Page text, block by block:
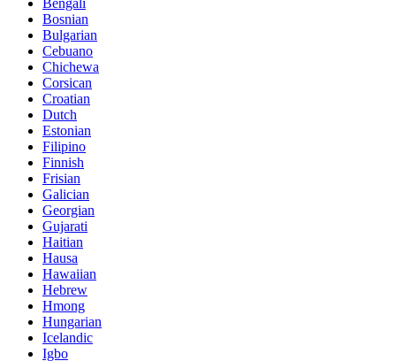
Bengali
Bosnian
Bulgarian
Cebuano
Chichewa
Corsican
Croatian
Dutch
Estonian
Filipino
Finnish
Frisian
Galician
Georgian
Gujarati
Haitian
Hausa
Hawaiian
Hebrew
Hmong
Hungarian
Icelandic
Igbo